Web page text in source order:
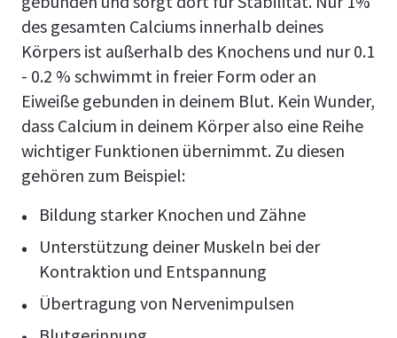
des gesamten Calciums innerhalb deines
Körpers ist außerhalb des Knochens und nur 0.1
- 0.2 % schwimmt in freier Form oder an
Eiweiße gebunden in deinem Blut. Kein Wunder,
dass Calcium in deinem Körper also eine Reihe
wichtiger Funktionen übernimmt. Zu diesen
gehören zum Beispiel:
Bildung starker Knochen und Zähne
Unterstützung deiner Muskeln bei der
Kontraktion und Entspannung
Übertragung von Nervenimpulsen